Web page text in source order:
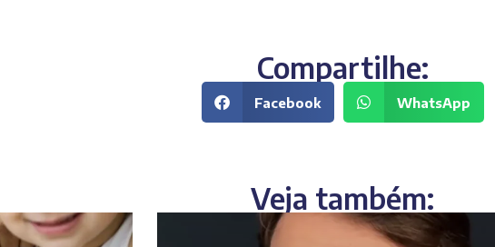
Compartilhe:
Facebook WhatsApp
Veja também: